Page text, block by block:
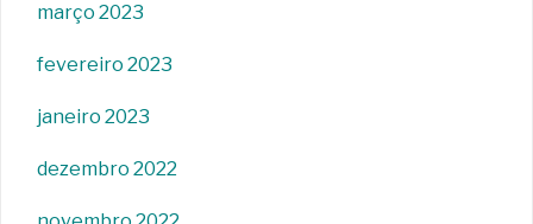
março 2023
fevereiro 2023
janeiro 2023
dezembro 2022